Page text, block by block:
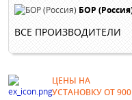
БОР
ВСЕ ПРОИЗВОДИТЕЛИ
ЦЕНЫ НА
УСТАНОВКУ ОТ 900